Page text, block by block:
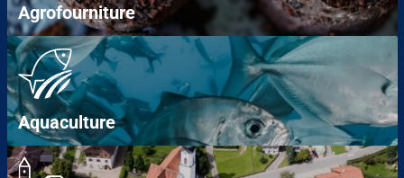
Agrofourniture
Aquaculture